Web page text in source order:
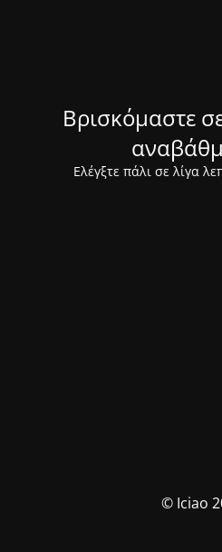
Βρισκόμαστε
Ελέγξτε πάλι σε λίγα
© Iciao